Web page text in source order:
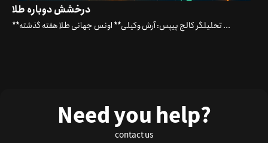
درخشش دوباره طلا
**تحلیلگر کالج پیپس: آرش وکیلی** اونس جهانی طلا هفته گذشته ...
Need you help?
contact us